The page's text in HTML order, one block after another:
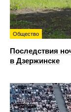
Общество
Последствия
в Дзержинске